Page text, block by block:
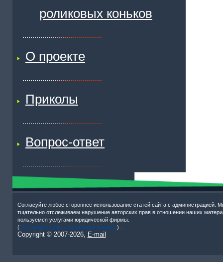
роликовых коньков
О проекте
Приколы
Вопрос-ответ
Согласуйте любое стороннее использование статей сайта с администрацией.
тщательно отслеживаем нарушение авторских прав в отношении наших
пользуемся услугами юридической фирмы.
(Активный отдых – роликовые коньки! ) .
Copyright © 2007-2026, E-mail